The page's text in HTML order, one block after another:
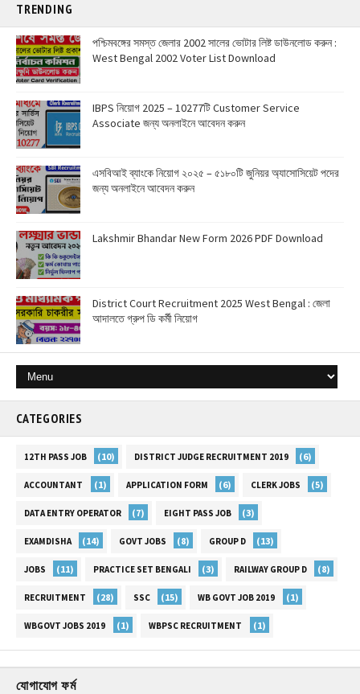
TRENDING
পশ্চিমবঙ্গের সমস্ত জেলার 2002 সালের ভোটার লিষ্ট ডাউনলোড করুন :
West Bengal 2002 Voter List Download
IBPS নিয়োগ 2025 – 10277টি Customer Service
Associate জন্য অনলাইনে আবেদন করুন
এসবিআই ব্যাংকে নিয়োগ ২০২৫ – ৫১৮০টি জুনিয়র অ্যাসোসিয়েট পদের
জন্য অনলাইনে আবেদন করুন
Lakshmir Bhandar New Form 2026 PDF Download
District Court Recruitment 2025 West Bengal : জেলা
আদালতে গ্রুপ ডি কর্মী নিয়োগ
CATEGORIES
12TH PASS JOB (10) DISTRICT JUDGE RECRUITMENT 2019 (6)
ACCOUNTANT (1) APPLICATION FORM (6) CLERK JOBS (5)
DATA ENTRY OPERATOR (7) EIGHT PASS JOB (3)
EXAMDISHA (14) GOVT JOBS (8) GROUP D (13)
JOBS (11) PRACTICE SET BENGALI (3) RAILWAY GROUP D (8)
RECRUITMENT (28) SSC (15) WB GOVT JOB 2019 (1)
WBGOVT JOBS 2019 (1) WBPSC RECRUITMENT (1)
যোগাযোগ ফর্ম